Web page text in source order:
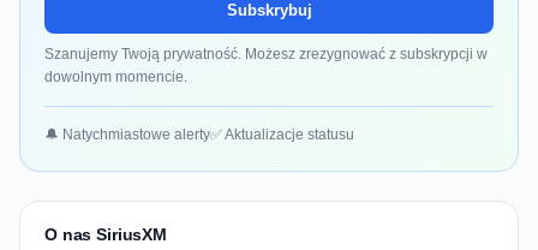
Subskrybuj
Szanujemy Twoją prywatność. Możesz zrezygnować z subskrypcji w
dowolnym momencie.
🔔 Natychmiastowe alerty✅ Aktualizacje statusu
O nas SiriusXM